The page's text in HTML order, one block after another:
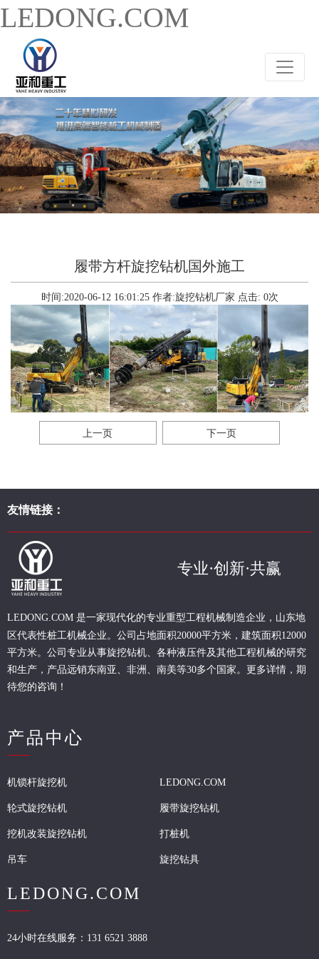
LEDONG.COM
履带方杆旋挖钻机国外施工
时间:2020-06-12 16:01:25 作者:旋挖钻机厂家 点击: 0次
上一页 下一页
友情链接：
专业·创新·共赢
LEDONG.COM 是一家现代化的专业重型工程机械制造企业，山东地
区代表性桩工机械企业。 公司占地面积20000平方米，建筑面积12000
平方米。公司专业从事旋挖钻机、各种液压件及其他工程机械的研究
和生产，产品远销东南亚、非洲、南美等30多个国家。更多详情，期
待您的咨询！
产品中心
机锁杆旋挖机 LEDONG.COM
轮式旋挖钻机 履带旋挖钻机
挖机改装旋挖钻机 打桩机
吊车 旋挖钻具
LEDONG.COM
24小时在线服务：131 6521 3888